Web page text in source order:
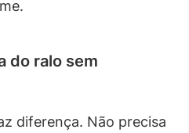
do ralo sem
diferença. Não precisa